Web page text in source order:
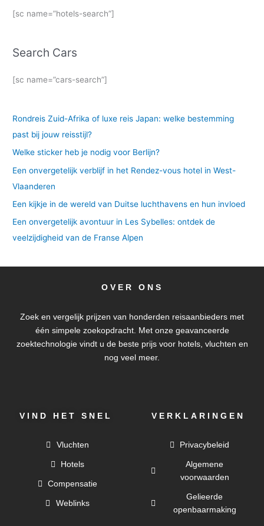
[sc name=”hotels-search”]
Search Cars
[sc name=”cars-search”]
Rondreis Zuid-Afrika of luxe reis Japan: welke bestemming
past bij jouw reisstijl?
Welke sticker heb je nodig voor Berlijn?
Een onvergetelijk verblijf in het Rendez-vous hotel in West-
Vlaanderen
Een kijkje in de wereld van Duitse luchthavens en hun invloed
Een onvergetelijk avontuur in Les Sybelles: ontdek de
veelzijdigheid van de Franse Alpen
OVER ONS
Zoek en vergelijk prijzen van honderden reisaanbieders met
één simpele zoekopdracht. Met onze geavanceerde
zoektechnologie vindt u de beste prijs voor hotels, vluchten en
nog veel meer.
VIND HET SNEL
Vluchten
Hotels
Compensatie
Weblinks
VERKLARINGEN
Privacybeleid
Algemene
voorwaarden
Gelieerde
openbaarmaking